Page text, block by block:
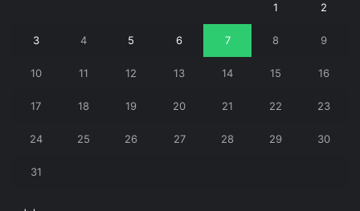
1 2
3 4 5 6 7 8 9
10 11 12 13 14 15 16
17 18 19 20 21 22 23
24 25 26 27 28 29 30
31